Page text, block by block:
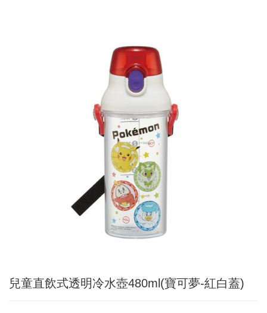
兒童直飲式透明冷水壺480ml(寶可夢-紅白蓋)